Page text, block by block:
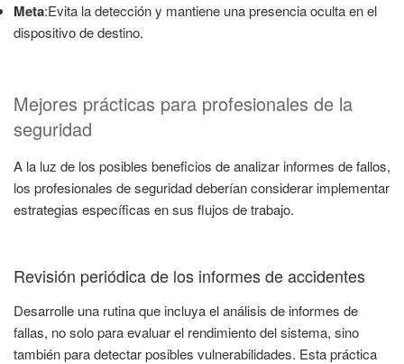
Meta:Evita la detección y mantiene una presencia oculta en el
dispositivo de destino.
Mejores prácticas para profesionales de la
seguridad
A la luz de los posibles beneficios de analizar informes de fallos,
los profesionales de seguridad deberían considerar implementar
estrategias específicas en sus flujos de trabajo.
Revisión periódica de los informes de accidentes
Desarrolle una rutina que incluya el análisis de informes de
fallas, no solo para evaluar el rendimiento del sistema, sino
también para detectar posibles vulnerabilidades. Esta práctica